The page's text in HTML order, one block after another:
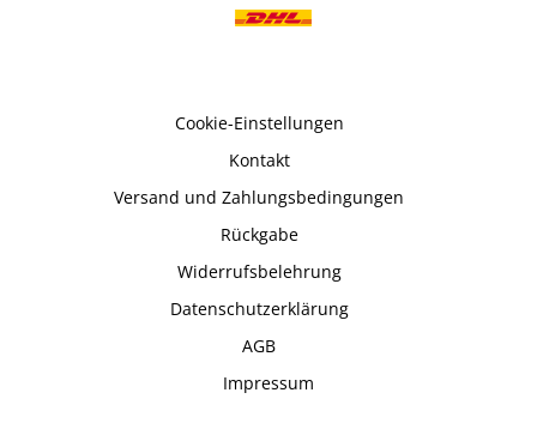
Cookie-Einstellungen
Kontakt
Versand und Zahlungsbedingungen
Rückgabe
Widerrufsbelehrung
Datenschutzerklärung
AGB
Impressum